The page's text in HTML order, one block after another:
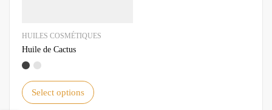
HUILES COSMÉTIQUES
Huile de Cactus
Select options